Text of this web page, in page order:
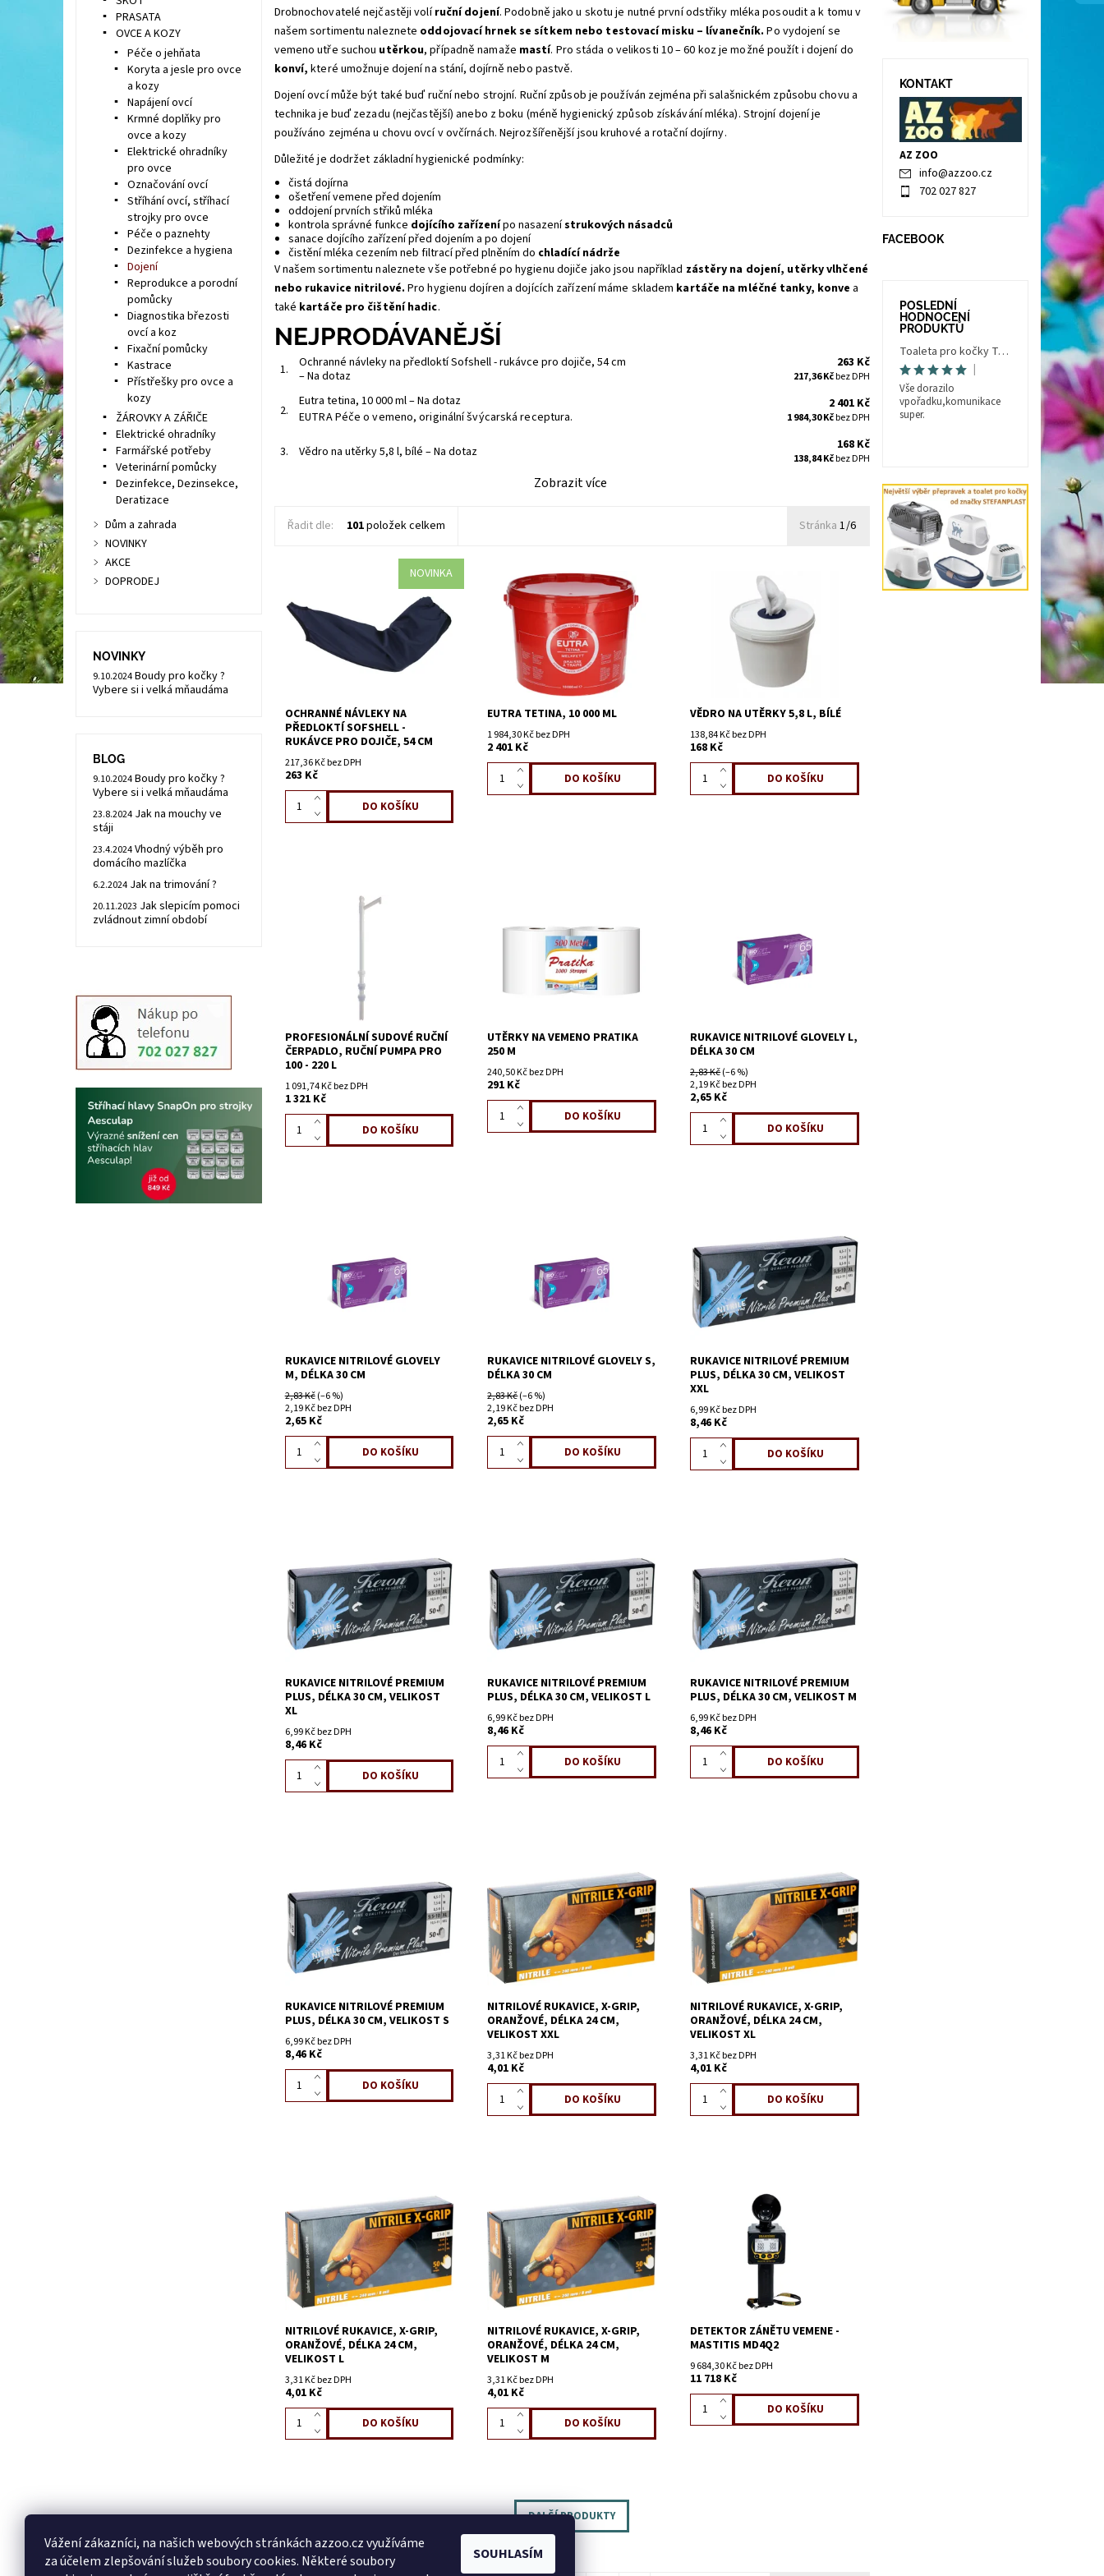
Drobnochovatelé nejčastěji volíruční dojení. Podobně jako u skotu je nutné první odstřiky mléka posoudit a k tomu v
našem sortimentu naleznete oddojovací hrnek se sítkem nebo testovací misku – lívanečník.Po vydojení se
vemeno utře suchou utěrkou, případně namaže mastí. Pro stáda o velikosti 10 – 60 koz je možné použít i dojení do
konví,které umožnuje dojení na stání, dojírně nebo pastvě.
Dojení ovcí může být také buď ruční nebo strojní. Ruční způsob je používán zejména při salašnickém způsobu chovu a
technika je buď zezadu (nejčastější) anebo z boku (méně hygienický způsob získávání mléka). Strojní dojení je
používáno zejména u chovu ovcí v ovčírnách. Nejrozšířenější jsou kruhové a rotační dojírny.
Důležité je dodržet základní hygienické podmínky:
čistá dojírna
ošetření vemene před dojením
oddojení prvních střiků mléka
kontrola správné funkce dojícího zařízenípo nasazenístrukových násadců
sanace dojícího zařízení před dojením a po dojení
čistění mléka cezením neb filtrací před plněním do chladící nádrže
V našem sortimentu naleznete vše potřebné po hygienu dojiče jako jsou například zástěry na dojení, utěrky vlhčené
nebo rukavice nitrilové.Pro hygienu dojíren a dojících zařízení máme skladem kartáče na mléčné tanky, konve a
také kartáče pro čištění hadic.
NEJPRODÁVANĚJŠÍ
1.
Ochranné návleky na předloktí Sofshell - rukávce pro dojiče, 54 cm
–Na dotaz
263 Kč
217,36 Kčbez DPH
2.
Eutra tetina, 10 000 ml–Na dotaz
EUTRA Péče o vemeno, originální švýcarská receptura.
2 401 Kč
1 984,30 Kčbez DPH
3. Vědro na utěrky 5,8 l, bílé–Na dotaz 168 Kč
138,84 Kčbez DPH
Zobrazit více
Řadit dle: 101položek celkem Stránka 1/6
NOVINKA
OCHRANNÉ NÁVLEKY NA
PŘEDLOKTÍ SOFSHELL -
RUKÁVCE PRO DOJIČE, 54 CM
217,36 Kč bez DPH
263 Kč
EUTRA TETINA, 10 000 ML
1 984,30 Kč bez DPH
2 401 Kč
VĚDRO NA UTĚRKY 5,8 L, BÍLÉ
138,84 Kč bez DPH
168 Kč
PROFESIONÁLNÍ SUDOVÉ RUČNÍ
ČERPADLO, RUČNÍ PUMPA PRO
100 - 220 L
1 091,74 Kč bez DPH
1 321 Kč
UTĚRKY NA VEMENO PRATIKA
250 M
240,50 Kč bez DPH
291 Kč
RUKAVICE NITRILOVÉ GLOVELY L,
DÉLKA 30 CM
2,83 Kč(–6 %)
2,19 Kč bez DPH
2,65 Kč
RUKAVICE NITRILOVÉ GLOVELY
M, DÉLKA 30 CM
2,83 Kč(–6 %)
2,19 Kč bez DPH
2,65 Kč
RUKAVICE NITRILOVÉ GLOVELY S,
DÉLKA 30 CM
2,83 Kč(–6 %)
2,19 Kč bez DPH
2,65 Kč
RUKAVICE NITRILOVÉ PREMIUM
PLUS, DÉLKA 30 CM, VELIKOST
XXL
6,99 Kč bez DPH
8,46 Kč
RUKAVICE NITRILOVÉ PREMIUM
PLUS, DÉLKA 30 CM, VELIKOST
XL
6,99 Kč bez DPH
8,46 Kč
RUKAVICE NITRILOVÉ PREMIUM
PLUS, DÉLKA 30 CM, VELIKOST L
6,99 Kč bez DPH
8,46 Kč
RUKAVICE NITRILOVÉ PREMIUM
PLUS, DÉLKA 30 CM, VELIKOST M
6,99 Kč bez DPH
8,46 Kč
RUKAVICE NITRILOVÉ PREMIUM
PLUS, DÉLKA 30 CM, VELIKOST S
6,99 Kč bez DPH
8,46 Kč
NITRILOVÉ RUKAVICE, X-GRIP,
ORANŽOVÉ, DÉLKA 24 CM,
VELIKOST XXL
3,31 Kč bez DPH
4,01 Kč
NITRILOVÉ RUKAVICE, X-GRIP,
ORANŽOVÉ, DÉLKA 24 CM,
VELIKOST XL
3,31 Kč bez DPH
4,01 Kč
NITRILOVÉ RUKAVICE, X-GRIP,
ORANŽOVÉ, DÉLKA 24 CM,
VELIKOST L
3,31 Kč bez DPH
4,01 Kč
NITRILOVÉ RUKAVICE, X-GRIP,
ORANŽOVÉ, DÉLKA 24 CM,
VELIKOST M
3,31 Kč bez DPH
4,01 Kč
DETEKTOR ZÁNĚTU VEMENE -
MASTITIS MD4Q2
9 684,30 Kč bez DPH
11 718 Kč
DALŠÍ PRODUKTY
PRASATA
OVCE A KOZY
Péče o jehňata
Koryta a jesle pro ovce
a kozy
Napájení ovcí
Krmné doplňky pro
ovce a kozy
Elektrické ohradníky
pro ovce
Označování ovcí
Stříhání ovcí, stříhací
strojky pro ovce
Péče o paznehty
Dezinfekce a hygiena
Dojení
Reprodukce a porodní
pomůcky
Diagnostika březosti
ovcí a koz
Fixační pomůcky
Kastrace
Přístřešky pro ovce a
kozy
ŽÁROVKY A ZÁŘIČE
Elektrické ohradníky
Farmářské potřeby
Veterinární pomůcky
Dezinfekce, Dezinsekce,
Deratizace
Dům a zahrada
NOVINKY
AKCE
DOPRODEJ
NOVINKY
9.10.2024Boudy pro kočky ?
Vybere si i velká mňaudáma
BLOG
9.10.2024Boudy pro kočky ?
Vybere si i velká mňaudáma
23.8.2024 Jak na mouchy ve
stáji
23.4.2024Vhodný výběh pro
domácího mazlíčka
6.2.2024 Jak na trimování ?
20.11.2023 Jak slepicím pomoci
zvládnout zimní období
KONTAKT
AZ ZOO
info@azzoo.cz
702 027 827
FACEBOOK
POSLEDNÍ
HODNOCENÍ
PRODUKTŮ
Toaleta pro kočky Trés Chic Indoor Filter, krytá - kočičí WC s filtrem, holubí šedá/bílá
|
Vše dorazilo
vpořadku,komunikace
super.
Vážení zákazníci, na našich webových stránkách azzoo.cz využíváme
za účelem zlepšování služeb soubory cookies. Některé soubory
SOUHLASÍM